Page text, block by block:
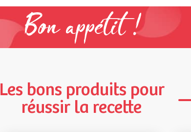
Bon appétit !
Les bons produits pour
réussir la recette